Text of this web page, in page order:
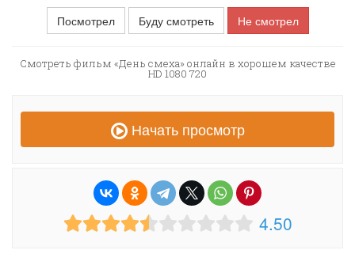
Посмотрел
Буду смотреть Не смотрел
Смотреть фильм «День смеха» онлайн в хорошем качестве
HD 1080 720
Начать просмотр
4.50